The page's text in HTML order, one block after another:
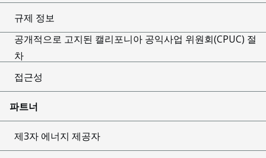
규제 정보
공개적으로 고지된 캘리포니아 공익사업 위원회(CPUC) 절
차
접근성
파트너
제3자 에너지 제공자